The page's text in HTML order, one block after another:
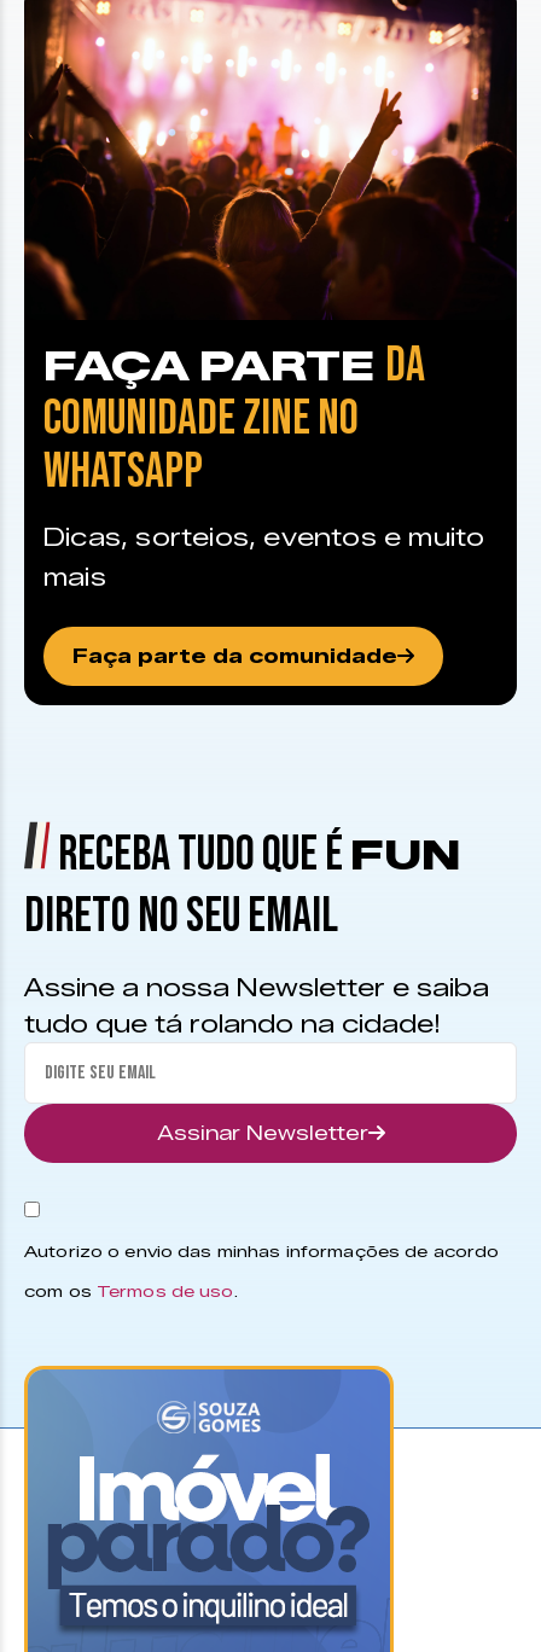
FAÇA PARTE DA
COMUNIDADE ZINE NO
WHATSAPP
Dicas, sorteios, eventos e muito
mais
Faça parte da comunidade
RECEBA TUDO QUE É FUN
DIRETO NO SEU EMAIL
Assine a nossa Newsletter e saiba
tudo que tá rolando na cidade!
Assinar Newsletter
Autorizo o envio das minhas informações de acordo
com os Termos de uso